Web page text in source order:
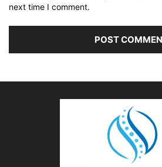
next time I comment.